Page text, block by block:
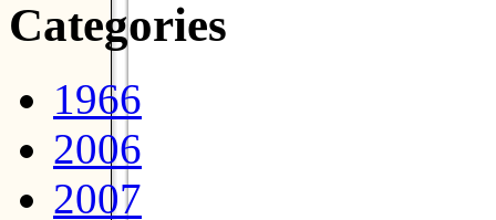
Categories
1966
2006
2007